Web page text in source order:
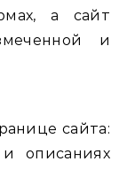
а сайт
и
сайта:
описаниях